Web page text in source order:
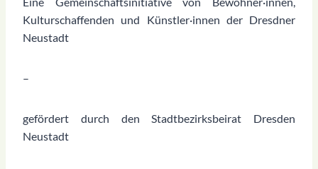
Kulturschaffenden und Künstler·innen der Dresdner
Neustadt
–
gefördert durch den Stadtbezirksbeirat Dresden
Neustadt